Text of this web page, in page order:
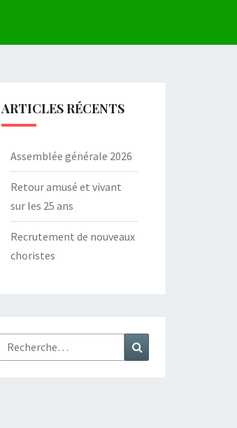
ARTICLES RÉCENTS
Assemblée générale 2026
Retour amusé et vivant
sur les 25 ans
Recrutement de nouveaux
choristes
Rechercher :